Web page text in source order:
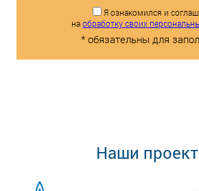
Я ознакомился и
наобработку своих
* обязательны для
Наши